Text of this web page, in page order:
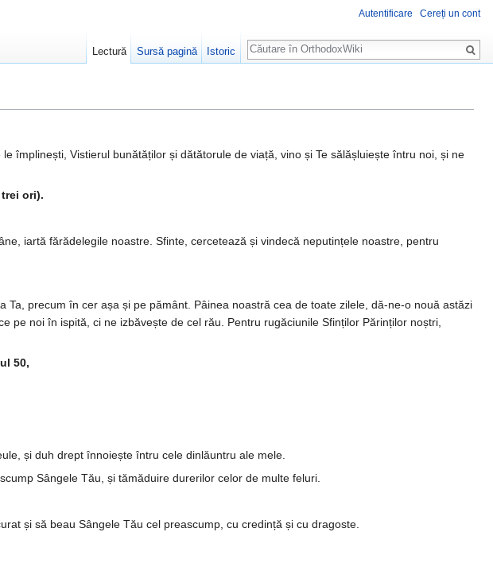
îm­plinești, Vistierul bunătăților și dătătorule de viață, vino și Te sălășluiește întru noi, și ne
ori).
iartă fărădelegile noastre. Sfinte, cercetează și vin­decă neputințele noas­tre, pentru
precum în cer așa și pe pă­mânt. Pâinea noastră cea de toate zilele, dă-ne-o nouă astăzi
pe noi în ispită, ci ne izbă­vește de cel rău. Pentru rugăciunile Sfinților Părinților noștri,
50,
și duh drept înnoiește întru cele din­lăuntru ale mele.
Sângele Tău, și tă­mă­duire durerilor celor de multe feluri.
și să beau Sângele Tău cel preascump, cu credință și cu dragoste.
Autentificare Cereți un cont
Lectură Sursă pagină Istoric
Căutare